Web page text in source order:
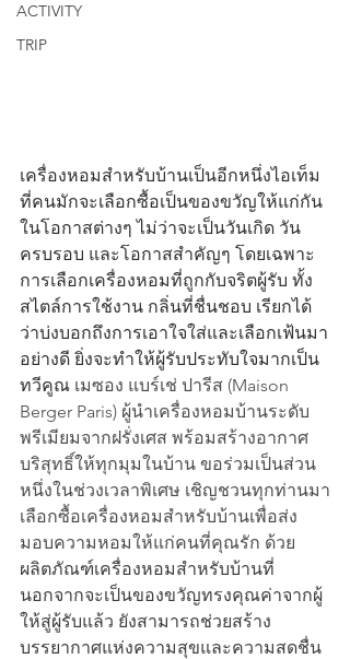
ACTIVITY
TRIP
เครื่องหอมสำหรับบ้านเป็นอีกหนึ่งไอเท็ม
ที่คนมักจะเลือกซื้อเป็นของขวัญให้แก่กัน
ในโอกาสต่างๆ ไม่ว่าจะเป็นวันเกิด วัน
ครบรอบ และโอกาสสำคัญๆ โดยเฉพาะ
การเลือกเครื่องหอมที่ถูกกับจริตผู้รับ ทั้ง
สไตล์การใช้งาน กลิ่นที่ชื่นชอบ เรียกได้
ว่าบ่งบอกถึงการเอาใจใส่และเลือกเฟ้นมา
อย่างดี ยิ่งจะทำให้ผู้รับประทับใจมากเป็น
ทวีคูณ เมซอง แบร์เช่ ปารีส (Maison
Berger Paris) ผู้นำเครื่องหอมบ้านระดับ
พรีเมียมจากฝรั่งเศส พร้อมสร้างอากาศ
บริสุทธิ์ให้ทุกมุมในบ้าน ขอร่วมเป็นส่วน
หนึ่งในช่วงเวลาพิเศษ เชิญชวนทุกท่านมา
เลือกซื้อเครื่องหอมสำหรับบ้านเพื่อส่ง
มอบความหอมให้แก่คนที่คุณรัก ด้วย
ผลิตภัณฑ์เครื่องหอมสำหรับบ้านที่
นอกจากจะเป็นของขวัญทรงคุณค่าจากผู้
ให้สู่ผู้รับแล้ว ยังสามารถช่วยสร้าง
บรรยากาศแห่งความสุขและความสดชื่น